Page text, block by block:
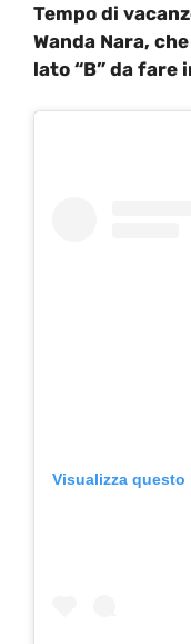
Tempo di
Wanda Nara,
lato “B” da fare
Visualizza